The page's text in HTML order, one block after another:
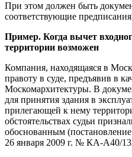
При этом должен быть
соответствующие
Пример. Когда вычет
территории возможен
Компания, находящаяся в
правоту в суде, предъявив в
Москомархитектуры. В
для принятия здания в
прилегающей к нему
обстоятельствах судьи
обоснованным
26 января 2009 г. № КА-А40/